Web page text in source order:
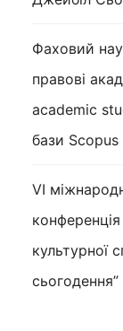
Фаховий
правові
academic
бази Scopus
VI
конференція
культурної
сьогодення”